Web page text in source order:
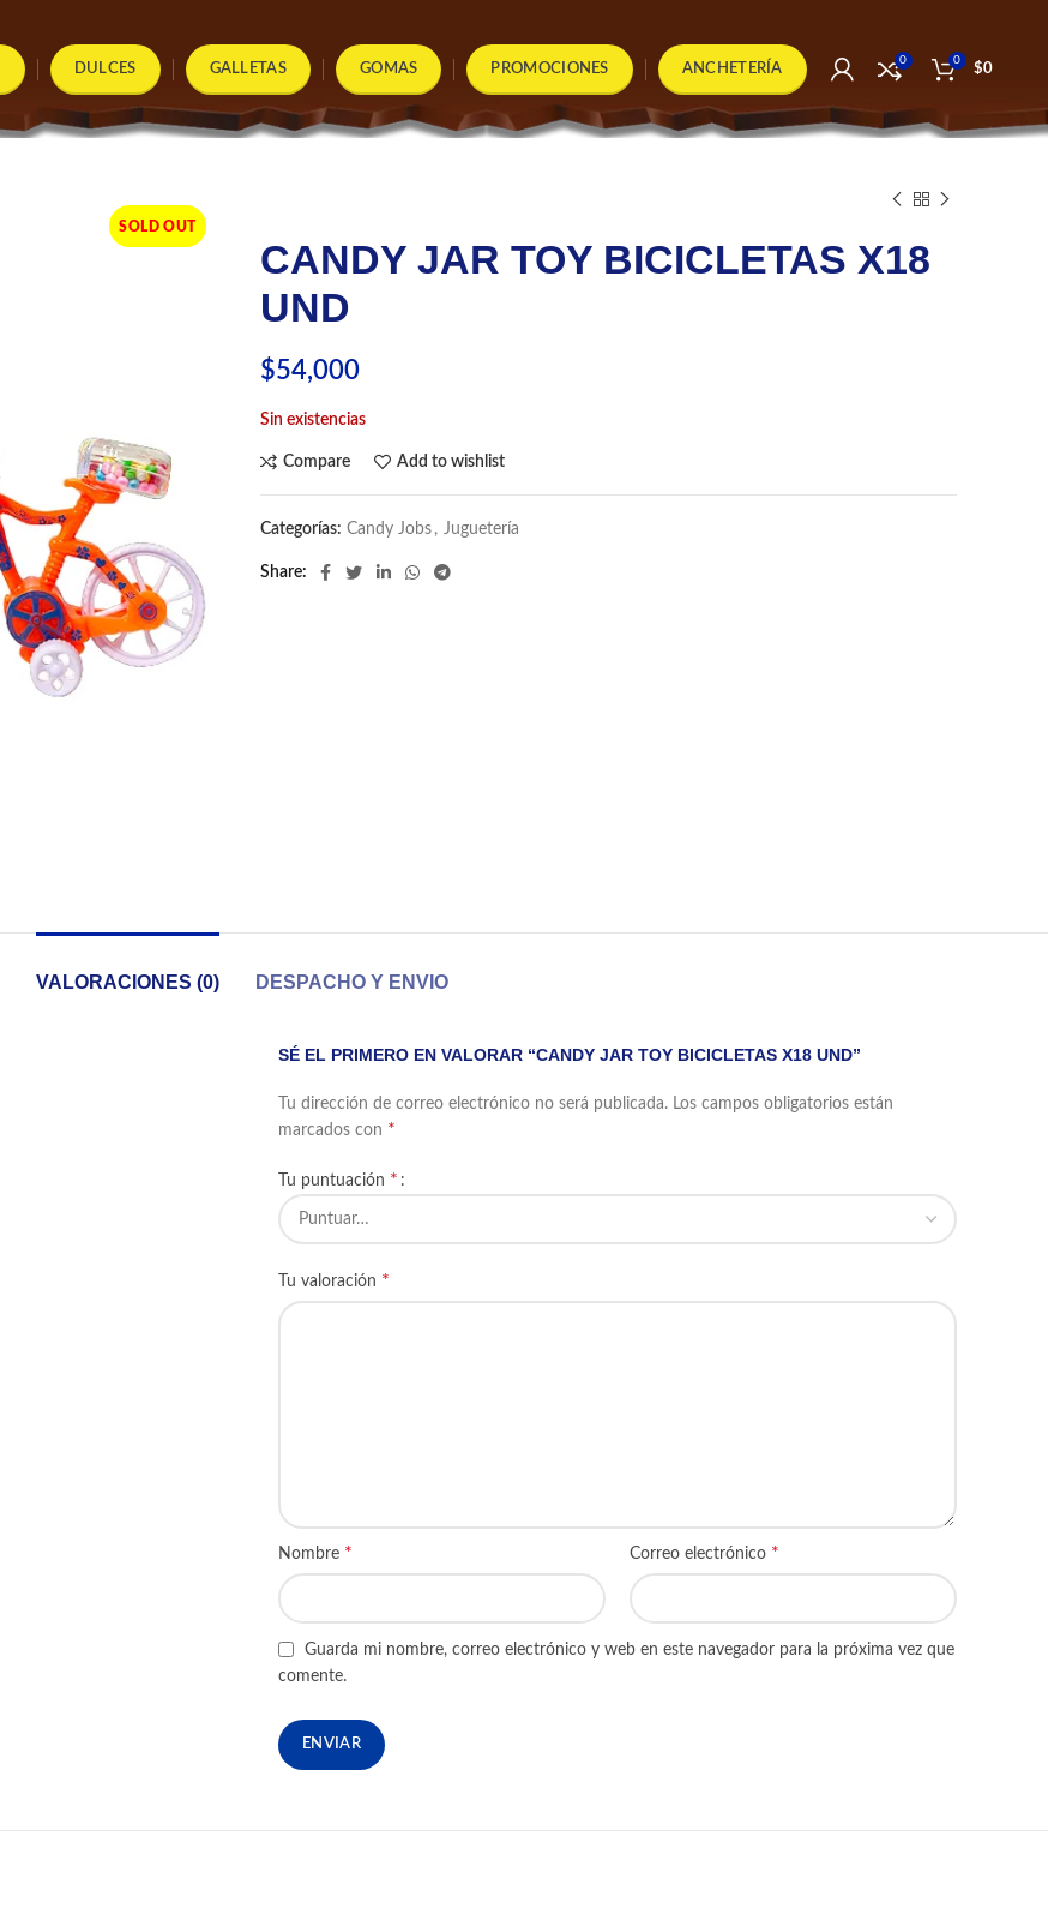
DULCES GALLETAS GOMAS PROMOCIONES ANCHETERÍA
0 0
$0
SOLD OUT
CANDY JAR TOY BICICLETAS X18
UND
$54,000
Sin existencias
Compare Add to wishlist
Categorías: Candy Jobs , Juguetería
Share
VALORACIONES (0) DESPACHO Y ENVIO
SÉ EL PRIMERO EN VALORAR “CANDY JAR TOY BICICLETAS X18 UND”
Tu dirección de correo electrónico no será publicada. Los campos obligatorios están
marcados con *
Tu puntuación *
Tu valoración *
Nombre * Correo electrónico *
Guarda mi nombre, correo electrónico y web en este navegador para la próxima vez que
comente.